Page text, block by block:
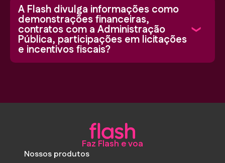
A Flash divulga informações como
demonstrações financeiras,
contratos com a Administração
Pública, participações em licitações
e incentivos fiscais?
Faz Flash e voa
Nossos produtos